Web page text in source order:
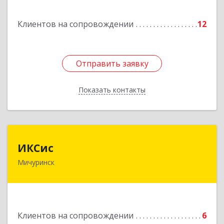
Клиентов на сопровождении 12
Отправить заявку
Показать контакты
Отправить заявку
Назад
ИКСис
Мичуринск
Клиентов на сопровождении 6